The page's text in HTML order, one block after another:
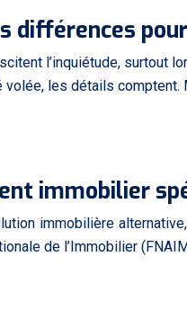
différences
l’inquiétude, surtout
les détails comptent.
immobilier
immobilière
de l’Immobilier